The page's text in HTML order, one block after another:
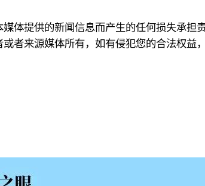
体提供的新闻信息而产生的任何损失承担责
者来源媒体所有，如有侵犯您的合法权益